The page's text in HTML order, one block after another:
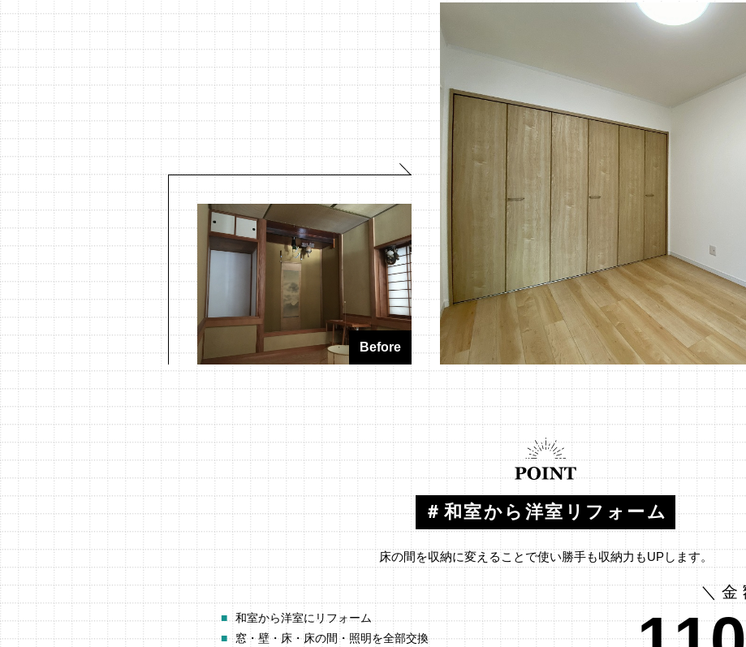
＃和室から洋室リフォーム
床の間を収納に変えることで使い勝手も収納力もUPします。
和室から洋室にリフォーム
窓・壁・床・床の間・照明を全部交換